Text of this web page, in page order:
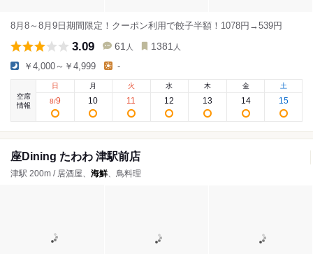
8月8～8月9日期間限定！クーポン利用で餃子半額！1078円→539円
3.09 61 人 1381 人
￥4,000～￥4,999 -
空席
情報
日
8/9
月
10
火
11
水
12
木
13
金
14
土
15
座Dining たわわ 津駅前店
津駅 200m / 居酒屋、 海鮮、鳥料理